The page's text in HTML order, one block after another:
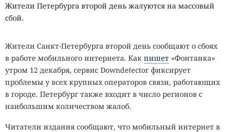
Жители Петербурга второй день жалуются на массовый
сбой.
Жители Санкт-Петербурга второй день сообщают о сбоях
в работе мобильного интернета. Как пишет «Фонтанка»
утром 12 декабря, сервис Downdetector фиксирует
проблемы у всех крупных операторов связи, работающих
в городе. Петербург также входит в число регионов с
наибольшим количеством жалоб.
Читатели издания сообщают, что мобильный интернет в